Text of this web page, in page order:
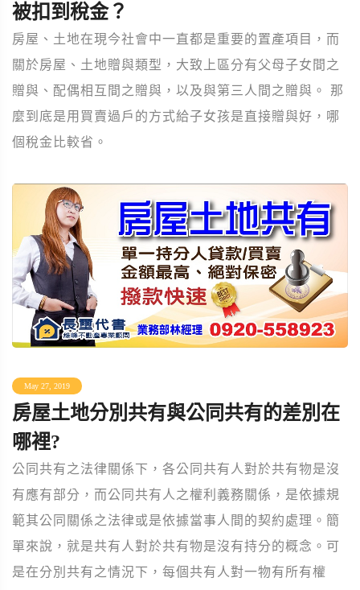
被扣到稅金？
房屋、土地在現今社會中一直都是重要的置產項目，而
關於房屋、土地贈與類型，大致上區分有父母子女間之
贈與、配偶相互間之贈與，以及與第三人間之贈與。 那
麼到底是用買賣過戶的方式給子女孩是直接贈與好，哪
個稅金比較省。
May 27, 2019
房屋土地分別共有與公同共有的差別在
哪裡?
公同共有之法律關係下，各公同共有人對於共有物是沒
有應有部分，而公同共有人之權利義務關係，是依據規
範其公同關係之法律或是依據當事人間的契約處理。簡
單來說，就是共有人對於共有物是沒有持分的概念。可
是在分別共有之情況下，每個共有人對一物有所有權